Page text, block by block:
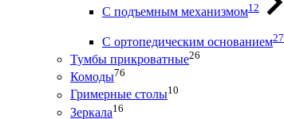
С подъемным механизмом12
С ортопедическим основанием27
Тумбы прикроватные26
Комоды76
Гримерные столы10
Зеркала16